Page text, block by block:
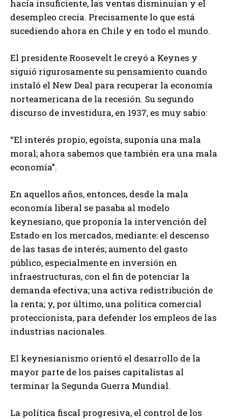
hacía insuficiente, las ventas disminuían y el
desempleo crecía. Precisamente lo que está
sucediendo ahora en Chile y en todo el mundo.
El presidente Roosevelt le creyó a Keynes y
siguió rigurosamente su pensamiento cuando
instaló el New Deal para recuperar la economía
norteamericana de la recesión. Su segundo
discurso de investidura, en 1937, es muy sabio:
“El interés propio, egoísta, suponía una mala
moral; ahora sabemos que también era una mala
economía”.
En aquellos años, entonces, desde la mala
economía liberal se pasaba al modelo
keynesiano, que proponía la intervención del
Estado en los mercados, mediante: el descenso
de las tasas de interés; aumento del gasto
público, especialmente en inversión en
infraestructuras, con el fin de potenciar la
demanda efectiva; una activa redistribución de
la renta; y, por último, una política comercial
proteccionista, para defender los empleos de las
industrias nacionales.
El keynesianismo orientó el desarrollo de la
mayor parte de los países capitalistas al
terminar la Segunda Guerra Mundial.
La política fiscal progresiva, el control de los